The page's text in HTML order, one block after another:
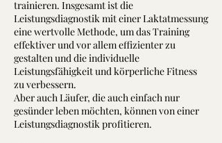
trainieren. Insgesamt ist die
Leistungsdiagnostik mit einer Laktatmessung
eine wertvolle Methode, um das Training
effektiver und vor allem effizienter zu
gestalten und die individuelle
Leistungsfähigkeit und körperliche Fitness
zu verbessern.
Aber auch Läufer, die auch einfach nur
gesünder leben möchten, können von einer
Leistungsdiagnostik profitieren.